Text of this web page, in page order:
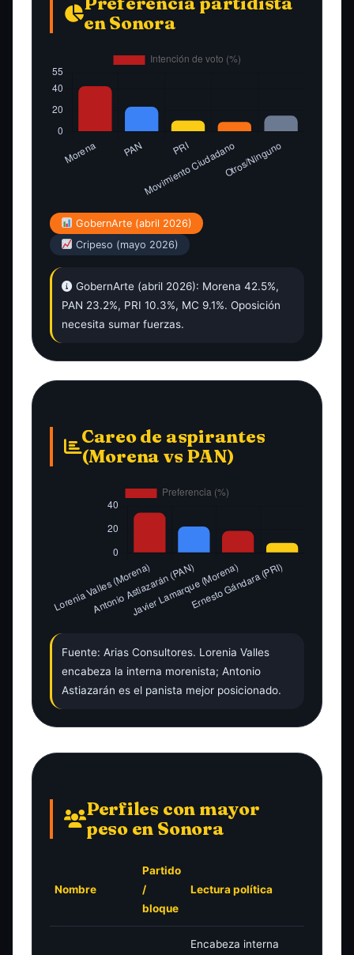
en Sonora
GobernArte (abril 2026)
Cripeso (mayo 2026)
GobernArte (abril 2026): Morena 42.5%,
PAN 23.2%, PRI 10.3%, MC 9.1%. Oposición
necesita sumar fuerzas.
Careo de aspirantes
(Morena vs PAN)
Fuente: Arias Consultores. Lorenia Valles
encabeza la interna morenista; Antonio
Astiazarán es el panista mejor posicionado.
Perfiles con mayor
peso en Sonora
Nombre
Partido
/
bloque
Lectura política
Encabeza interna